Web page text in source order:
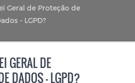
Geral de Proteção de
- LGPD?
GERAL DE
DADOS - LGPD?